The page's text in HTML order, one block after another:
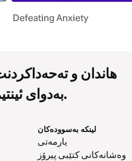
Defeating Anxiety
هاندان و
بەدوای ئینتیمادا بگەڕێیت لەگەڵ خودا.
لینکە بەسوودەکان
یارمەتی
وەشانەکانی کتێبی پیرۆز